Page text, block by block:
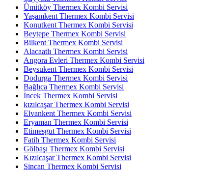
Ümitköy Thermex Kombi Servisi
Yaşamkent Thermex Kombi Servisi
Konutkent Thermex Kombi Servisi
Beytepe Thermex Kombi Servisi
Bilkent Thermex Kombi Servisi
Alacaatlı Thermex Kombi Servisi
Angora Evleri Thermex Kombi Servisi
Beysukent Thermex Kombi Servisi
Dodurga Thermex Kombi Servisi
Bağlıca Thermex Kombi Servisi
İncek Thermex Kombi Servisi
kızılcaşar Thermex Kombi Servisi
Elvankent Thermex Kombi Servisi
Eryaman Thermex Kombi Servisi
Etimesgut Thermex Kombi Servisi
Fatih Thermex Kombi Servisi
Gölbaşı Thermex Kombi Servisi
Kızılcaşar Thermex Kombi Servisi
Sincan Thermex Kombi Servisi